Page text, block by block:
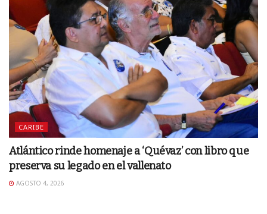
CARIBE
Atlántico rinde homenaje a ‘Quévaz’ con libro que
preserva su legado en el vallenato
AGOSTO 4, 2026